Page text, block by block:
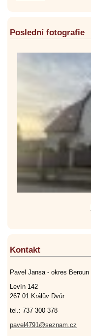
Poslední fotografie
Kontakt
Pavel Jansa - okres Beroun
Levín 142
267 01 Králův Dvůr
tel.: 737 300 378
pavel4791@seznam.cz